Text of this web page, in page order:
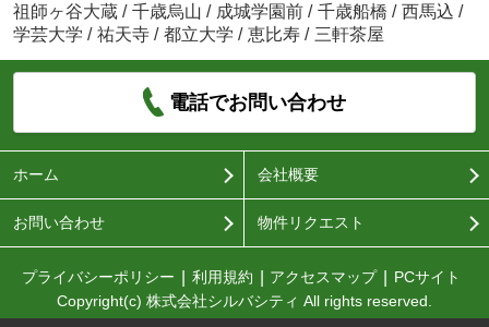
祖師ヶ谷大蔵 / 千歳烏山 / 成城学園前 / 千歳船橋 / 西馬込 /
学芸大学 / 祐天寺 / 都立大学 / 恵比寿 / 三軒茶屋
電話でお問い合わせ
ホーム 会社概要
お問い合わせ 物件リクエスト
プライバシーポリシー 利用規約 アクセスマップ
PCサイト
Copyright(c) 株式会社シルバシティ All rights reserved.